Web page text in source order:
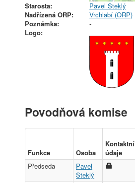
Starosta:
Pavel Steklý
Nadřízená ORP:
Vrchlabí (ORP)
Poznámka:
-
Logo:
Povodňová komise
Funkce Osoba
Kontaktní
údaje
Předseda
Pavel
Steklý